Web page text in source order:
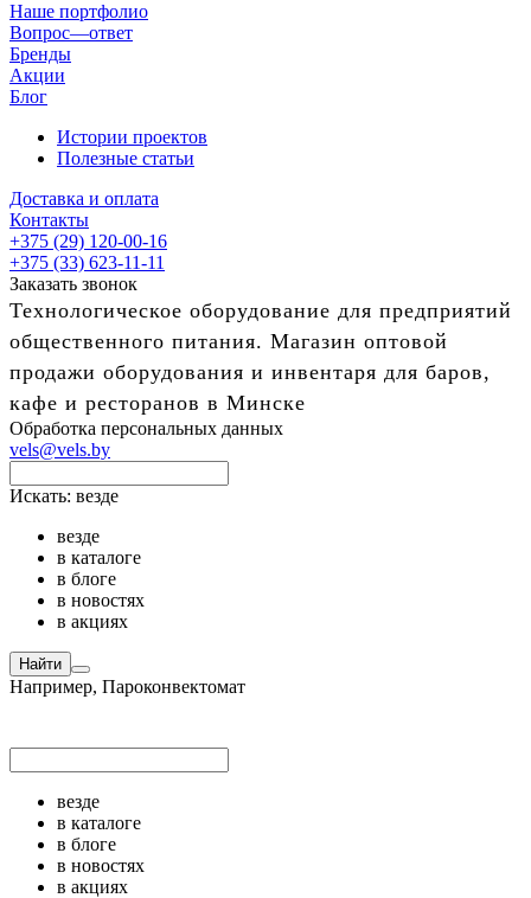
Наше портфолио
Вопрос—ответ
Бренды
Акции
Блог
Истории проектов
Полезные статьи
Доставка и оплата
Контакты
+375 (29) 120-00-16
+375 (33) 623-11-11
Заказать звонок
Технологическое оборудование для предприятий
общественного питания. Магазин оптовой
продажи оборудования и инвентаря для баров,
кафе и ресторанов в Минске
Обработка персональных данных
vels@vels.by
Искать: везде
везде
в каталоге
в блоге
в новостях
в акциях
Найти
Например, Пароконвектомат
везде
в каталоге
в блоге
в новостях
в акциях